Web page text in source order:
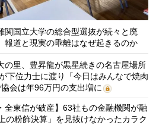
関国立大学の総合型選抜が続々と廃
道と現実の乖離はなぜ起きるのか
の里、豊昇龍が黒星続きの名古屋場所
下位力士に渡り「今日はみんなで焼肉
会は年96万円の支出増に
全東信が破産】63社もの金融機関が融
の粉飾決算」を見抜けなかったカラク